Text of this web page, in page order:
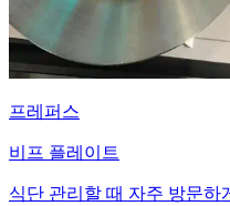
프레퍼스
비프 플레이트
식단 관리할 때 자주 방문하